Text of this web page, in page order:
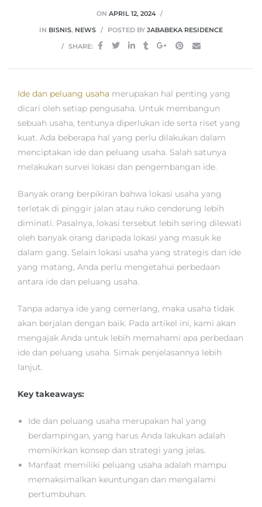
ON APRIL 12, 2024
IN BISNIS, NEWS POSTED BY JABABEKA RESIDENCE
SHARE:
Ide dan peluang usaha merupakan hal penting yang
dicari oleh setiap pengusaha. Untuk membangun
sebuah usaha, tentunya diperlukan ide serta riset yang
kuat. Ada beberapa hal yang perlu dilakukan dalam
menciptakan ide dan peluang usaha. Salah satunya
melakukan survei lokasi dan pengembangan ide.
Banyak orang berpikiran bahwa lokasi usaha yang
terletak di pinggir jalan atau ruko cenderung lebih
diminati. Pasalnya, lokasi tersebut lebih sering dilewati
oleh banyak orang daripada lokasi yang masuk ke
dalam gang. Selain lokasi usaha yang strategis dan ide
yang matang, Anda perlu mengetahui perbedaan
antara ide dan peluang usaha.
Tanpa adanya ide yang cemerlang, maka usaha tidak
akan berjalan dengan baik. Pada artikel ini, kami akan
mengajak Anda untuk lebih memahami apa perbedaan
ide dan peluang usaha. Simak penjelasannya lebih
lanjut.
Key takeaways:
Ide dan peluang usaha merupakan hal yang
berdampingan, yang harus Anda lakukan adalah
memikirkan konsep dan strategi yang jelas.
Manfaat memiliki peluang usaha adalah mampu
memaksimalkan keuntungan dan mengalami
pertumbuhan.